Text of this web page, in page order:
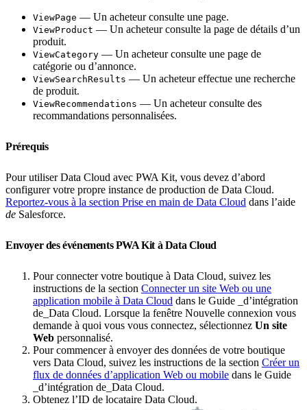
ViewPage — Un acheteur consulte une page.
ViewProduct — Un acheteur consulte la page de détails d’un
produit.
ViewCategory — Un acheteur consulte une page de
catégorie ou d’annonce.
ViewSearchResults — Un acheteur effectue une recherche
de produit.
ViewRecommendations — Un acheteur consulte des
recommandations personnalisées.
Prérequis
Pour utiliser Data Cloud avec PWA Kit, vous devez d’abord
configurer votre propre instance de production de Data Cloud.
Reportez-vous à la section Prise en main de Data Cloud dans l’aide
de Salesforce.
Envoyer des événements PWA Kit à Data Cloud
Pour connecter votre boutique à Data Cloud, suivez les
instructions de la section Connecter un site Web ou une
application mobile à Data Cloud dans le Guide _d’intégration
de_Data Cloud. Lorsque la fenêtre Nouvelle connexion vous
demande à quoi vous vous connectez, sélectionnez Un site
Web personnalisé.
Pour commencer à envoyer des données de votre boutique
vers Data Cloud, suivez les instructions de la section Créer un
flux de données d’application Web ou mobile dans le Guide
_d’intégration de_Data Cloud.
Obtenez l’ID de locataire Data Cloud.